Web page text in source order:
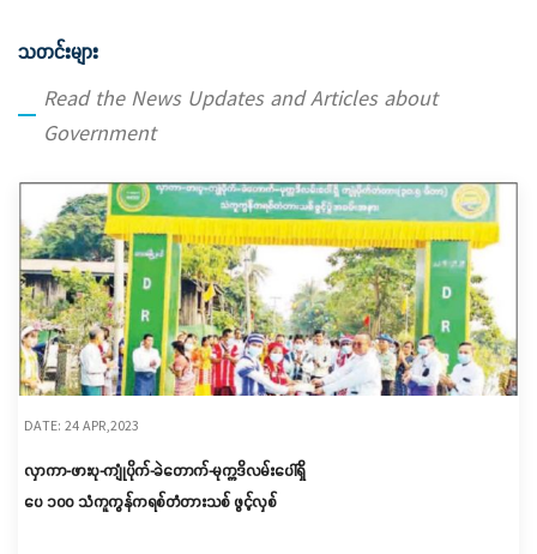
သတင်းများ
Read the News Updates and Articles about
Government
DATE: 24 APR,2023
လှာကာ-ဖားပု-ကျုံပိုက်-ခဲတောက်-မုက္ကဒိလမ်းပေါ်ရှိ
ပေ ၁ဝဝ သံကူကွန်ကရစ်တံတားသစ် ဖွင့်လှစ်